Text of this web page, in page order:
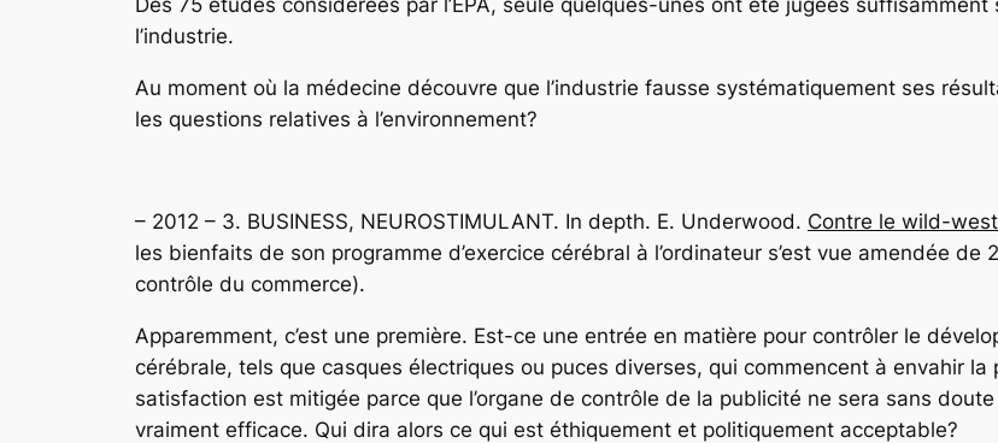
l’industrie.
Au moment où la médecine découvre que l’industrie fausse systématiquement ses
les questions relatives à l’environnement?
– 2012 – 3. BUSINESS, NEUROSTIMULANT. In depth. E. Underwood. Contre le wild-
les bienfaits de son programme d’exercice cérébral à l’ordinateur s’est vue amendée
contrôle du commerce).
Apparemment, c’est une première. Est-ce une entrée en matière pour contrôler le
cérébrale, tels que casques électriques ou puces diverses, qui commencent à envahir la
satisfaction est mitigée parce que l’organe de contrôle de la publicité ne sera sans
vraiment efficace. Qui dira alors ce qui est éthiquement et politiquement acceptable?